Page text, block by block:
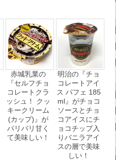
赤城乳業の
『セルフチョ
コレートクラ
ッシュ！ クッ
キークリーム
(カップ)』が
パリパリ甘く
て美味しい！
明治の『チョ
コレートアイ
ス パフェ 185
ml』がチョコ
ソースとチョ
コアイスにチ
ョコチップ入
りバニラアイ
スの層で美味
しい！